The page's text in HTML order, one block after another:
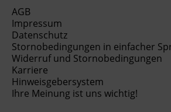
AGB
Impressum
Datenschutz
Stornobedingungen in einfacher
Widerruf und Stornobedingungen
Karriere
Hinweisgebersystem
Ihre Meinung ist uns wichtig!